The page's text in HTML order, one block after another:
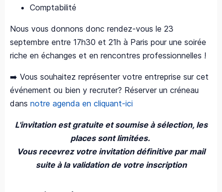
Comptabilité
Nous vous donnons donc rendez-vous le 23
septembre entre 17h30 et 21h à Paris pour une soirée
riche en échanges et en rencontres professionnelles !
➡️ Vous souhaitez représenter votre entreprise sur cet
événement ou bien y recruter? Réserver un créneau
dans notre agenda en cliquant-ici
L'invitation est gratuite et soumise à sélection, les
places sont limitées.
Vous recevrez votre invitation définitive par mail
suite à la validation de votre inscription